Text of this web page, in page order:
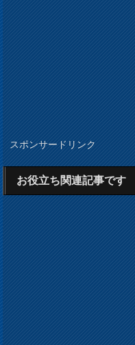
スポンサードリンク
お役立ち関連記事です